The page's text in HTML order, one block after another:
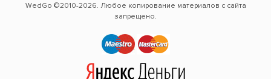
WedGo ©2010-2026. Любое копирование материалов с сайта
запрещено.